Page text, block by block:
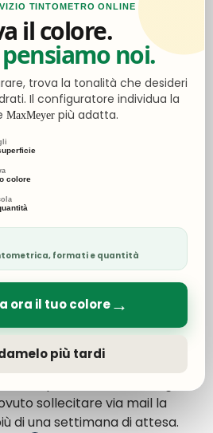
recensioni
a 4 e 5 stelle.
per leggerle tutte >
Successivo
2 Giorni Fa
e qualità tutto perfetto
verificato
rapidi precisi
verificato
4 Giorni Fa
competitivi. Non metto
sollecitare via mail la
di una settimana di attesa.
TINTOMETRO ONLINE
il colore.
noi.
trova la tonalità che desideri
Il configuratore individua la
MaxMeyer più adatta.
colore
formati e quantità
ora il tuo colore→
più tardi